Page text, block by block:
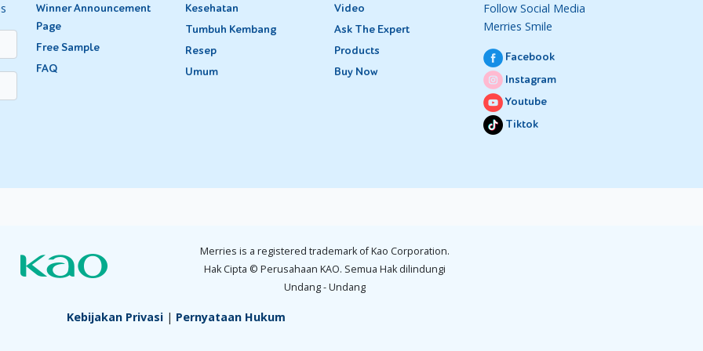
Lahir sampai 1 Bulan
B
2 Bulan
1
Winner Announcement
Page
Free Sample
FAQ
Kesehatan
Tumbuh Kembang
Resep
Umum
Video
Ask The Expert
Products
Buy Now
Follow Social Media
Merries Smile
Facebook
Instagram
Youtube
Tiktok
Merries is a registered trademark of Kao Corporation.
Hak Cipta © Perusahaan KAO. Semua Hak dilindungi
Undang - Undang
Kebijakan Privasi| Pernyataan Hukum